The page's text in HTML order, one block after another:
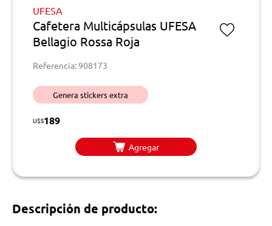
UFESA
Cafetera Multicápsulas UFESA
Bellagio Rossa Roja
Referencia: 908173
Genera stickers extra
U$S189
Agregar
Descripción de producto: